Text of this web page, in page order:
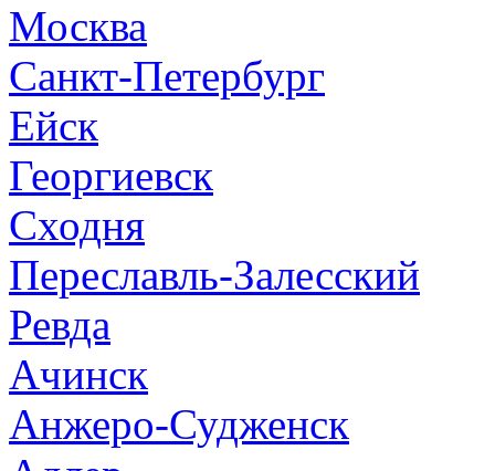
Москва
Санкт-Петербург
Ейск
Георгиевск
Сходня
Переславль-Залесский
Ревда
Ачинск
Анжеро-Судженск